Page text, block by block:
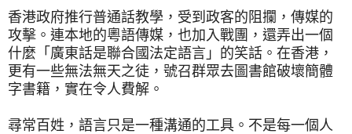
香港政府推行普通話教學，受到政客的阻攔，傳媒的
攻擊。連本地的粵語傳媒，也加入戰團，還弄出一個
什麼「廣東話是聯合國法定語言」的笑話。在香港，
更有一些無法無天之徒，號召群眾去圖書館破壞簡體
字書籍，實在令人費解。
尋常百姓，語言只是一種溝通的工具。不是每一個人